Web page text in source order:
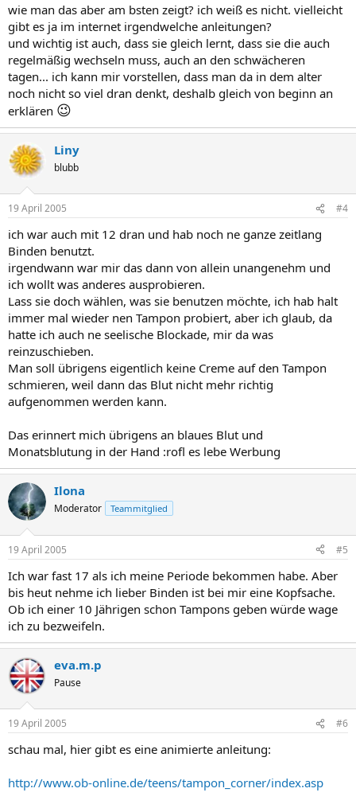
wie man das aber am bsten zeigt? ich weiß es nicht. vielleicht
gibt es ja im internet irgendwelche anleitungen?
und wichtig ist auch, dass sie gleich lernt, dass sie die auch
regelmäßig wechseln muss, auch an den schwächeren
tagen... ich kann mir vorstellen, dass man da in dem alter
noch nicht so viel dran denkt, deshalb gleich von beginn an
erklären 😉
Liny
blubb
19 April 2005 #4
ich war auch mit 12 dran und hab noch ne ganze zeitlang
Binden benutzt.
irgendwann war mir das dann von allein unangenehm und
ich wollt was anderes ausprobieren.
Lass sie doch wählen, was sie benutzen möchte, ich hab halt
immer mal wieder nen Tampon probiert, aber ich glaub, da
hatte ich auch ne seelische Blockade, mir da was
reinzuschieben.
Man soll übrigens eigentlich keine Creme auf den Tampon
schmieren, weil dann das Blut nicht mehr richtig
aufgenommen werden kann.
Das erinnert mich übrigens an blaues Blut und
Monatsblutung in der Hand :rofl es lebe Werbung
Ilona
Moderator Teammitglied
19 April 2005 #5
Ich war fast 17 als ich meine Periode bekommen habe. Aber
bis heut nehme ich lieber Binden ist bei mir eine Kopfsache.
Ob ich einer 10 Jährigen schon Tampons geben würde wage
ich zu bezweifeln.
eva.m.p
Pause
19 April 2005 #6
schau mal, hier gibt es eine animierte anleitung:
http://www.ob-online.de/teens/tampon_corner/index.asp